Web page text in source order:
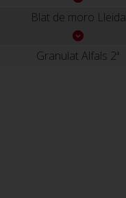
Blat de moro Lleida
Granulat Alfals 2ª